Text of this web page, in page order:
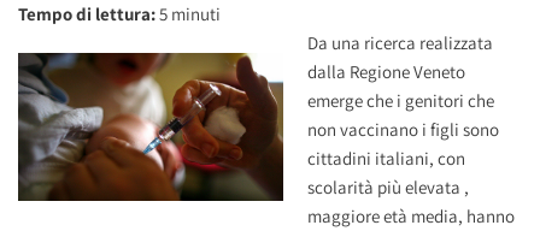
Tempo di lettura:5 minuti
Da una ricerca realizzata
dalla Regione Veneto
emerge che i genitori che
non vaccinano i figli sono
cittadini italiani, con
scolarità più elevata ,
maggiore età media, hanno